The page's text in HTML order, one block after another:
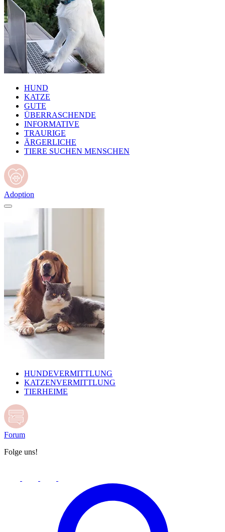
HUND
KATZE
GUTE
ÜBERRASCHENDE
INFORMATIVE
TRAURIGE
ÄRGERLICHE
TIERE SUCHEN MENSCHEN
Adoption
HUNDEVERMITTLUNG
KATZENVERMITTLUNG
TIERHEIME
Forum
Folge uns!